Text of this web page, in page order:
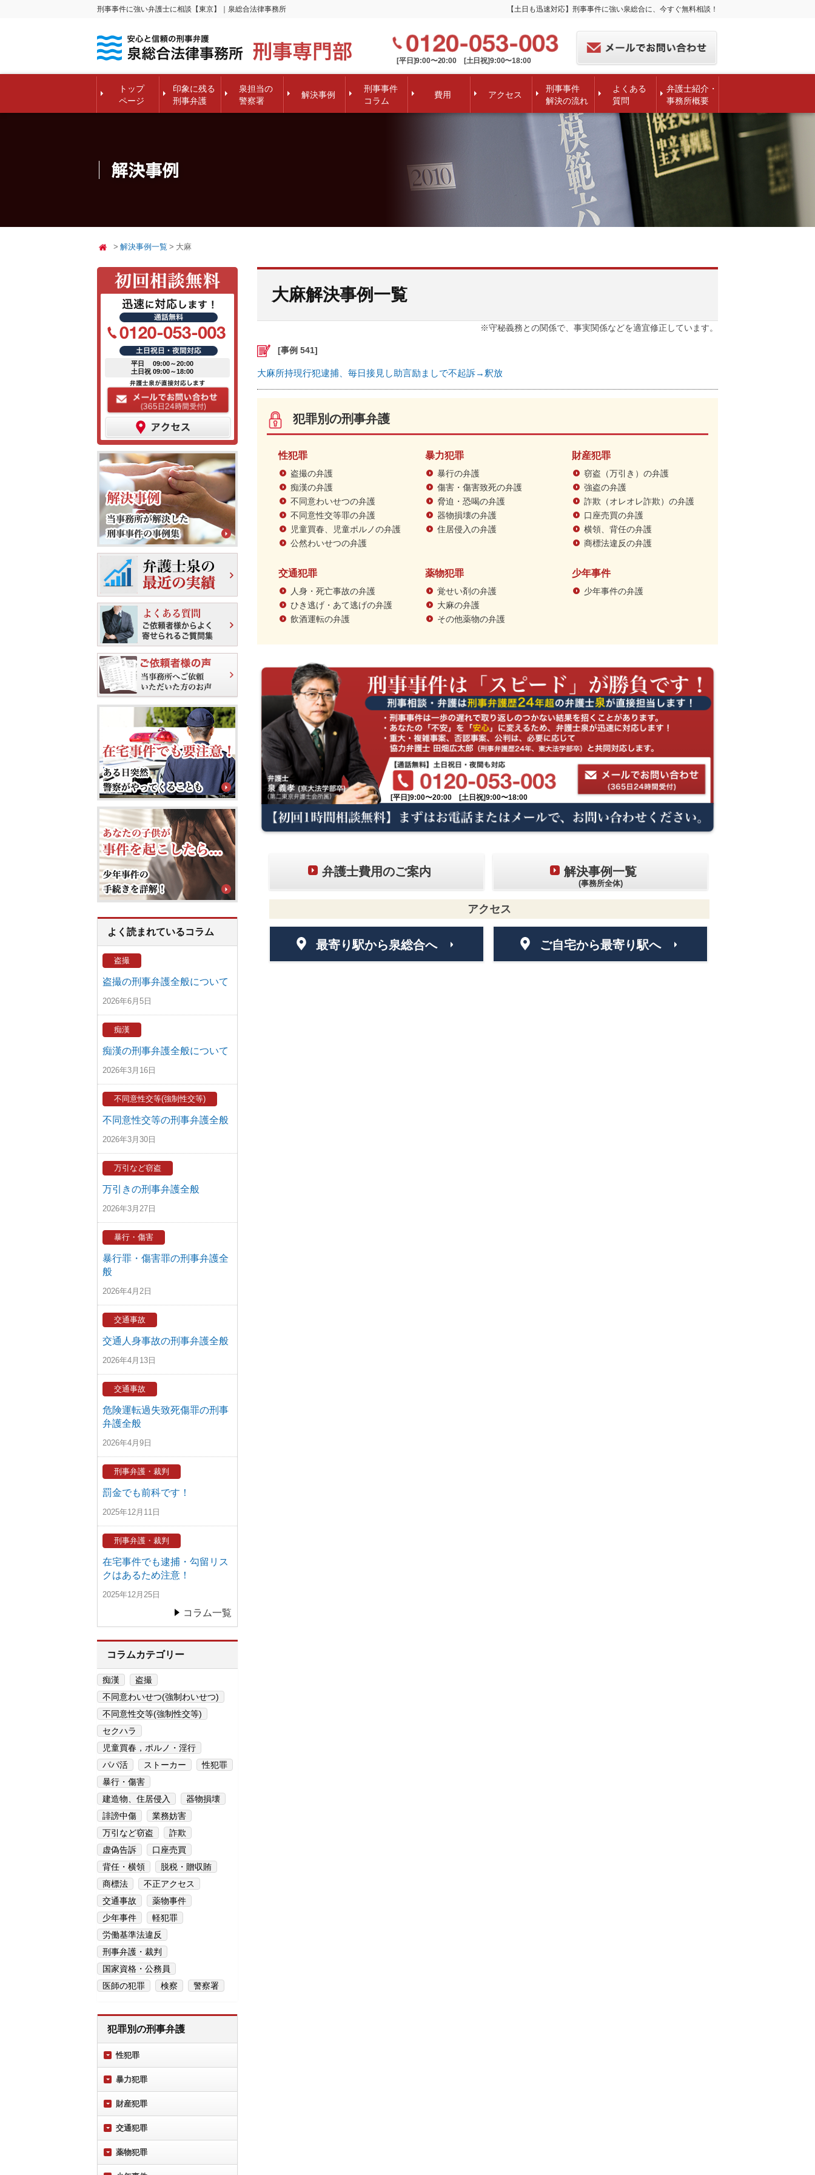
刑事事件に強い弁護士に相談【東京】｜泉総合法律事務所 【土日も迅速対応】刑事事件に強い泉総合に、今すぐ無料相談！
[平日]9:00〜20:00 [土日祝]9:00〜18:00
トップ
ページ
印象に残る
刑事弁護
泉担当の
警察署
解決事例
刑事事件
コラム
費用 アクセス
刑事事件
解決の流れ
よくある
質問
弁護士紹介・
事務所概要
解決事例一覧 大麻
大麻解決事例一覧
※守秘義務との関係で、事実関係などを適宜修正しています。
[事例 541]
大麻所持現行犯逮捕、毎日接見し助言励ましで不起訴→釈放
犯罪別の刑事弁護
性犯罪
盗撮の弁護
痴漢の弁護
不同意わいせつの弁護
不同意性交等罪の弁護
児童買春、児童ポルノの弁護
公然わいせつの弁護
暴力犯罪
暴行の弁護
傷害・傷害致死の弁護
脅迫・恐喝の弁護
器物損壊の弁護
住居侵入の弁護
財産犯罪
窃盗（万引き）の弁護
強盗の弁護
詐欺（オレオレ詐欺）の弁護
口座売買の弁護
横領、背任の弁護
商標法違反の弁護
交通犯罪
人身・死亡事故の弁護
ひき逃げ・あて逃げの弁護
飲酒運転の弁護
薬物犯罪
覚せい剤の弁護
大麻の弁護
その他薬物の弁護
少年事件
少年事件の弁護
[平日]9:00〜20:00 [土日祝]9:00〜18:00
弁護士費用のご案内 解決事例一覧
(事務所全体)
アクセス
最寄り駅から泉総合へ ご自宅から最寄り駅へ
平日 09:00～20:00
土日祝 09:00～18:00
よく読まれているコラム
盗撮
盗撮の刑事弁護全般について
2026年6月5日
痴漢
痴漢の刑事弁護全般について
2026年3月16日
不同意性交等(強制性交等)
不同意性交等の刑事弁護全般
2026年3月30日
万引など窃盗
万引きの刑事弁護全般
2026年3月27日
暴行・傷害
暴行罪・傷害罪の刑事弁護全
般
2026年4月2日
交通事故
交通人身事故の刑事弁護全般
2026年4月13日
交通事故
危険運転過失致死傷罪の刑事
弁護全般
2026年4月9日
刑事弁護・裁判
罰金でも前科です！
2025年12月11日
刑事弁護・裁判
在宅事件でも逮捕・勾留リス
クはあるため注意！
2025年12月25日
コラム一覧
コラムカテゴリー
痴漢
盗撮
不同意わいせつ(強制わいせつ)
不同意性交等(強制性交等)
セクハラ
児童買春，ポルノ・淫行
パパ活
ストーカー
性犯罪
暴行・傷害
建造物、住居侵入
器物損壊
誹謗中傷
業務妨害
万引など窃盗
詐欺
虚偽告訴
口座売買
背任・横領
脱税・贈収賄
商標法
不正アクセス
交通事故
薬物事件
少年事件
軽犯罪
労働基準法違反
刑事弁護・裁判
国家資格・公務員
医師の犯罪
検察 警察署
犯罪別の刑事弁護
性犯罪
暴力犯罪
財産犯罪
交通犯罪
薬物犯罪